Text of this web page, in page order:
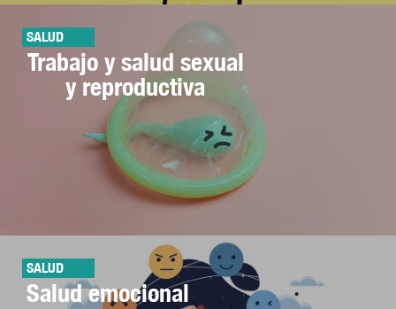
SALUD
Trabajo y salud sexual
y reproductiva
SALUD
Salud emocional